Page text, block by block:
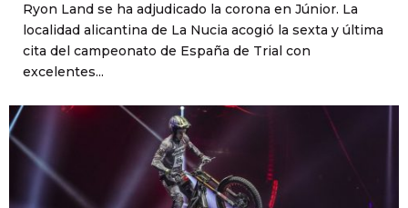
Ryon Land se ha adjudicado la corona en Júnior. La
localidad alicantina de La Nucia acogió la sexta y última
cita del campeonato de España de Trial con
excelentes...